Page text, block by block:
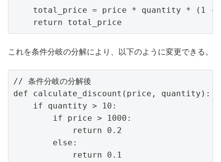
total_price = price * quantity * (1 -
これを条件分岐の分解により、以下のように変更できる。
// 条件分岐の分解後
def calculate_discount(price, quantity):
    if quantity > 10:
        if price > 1000:
            return 0.2
        else:
            return 0.1